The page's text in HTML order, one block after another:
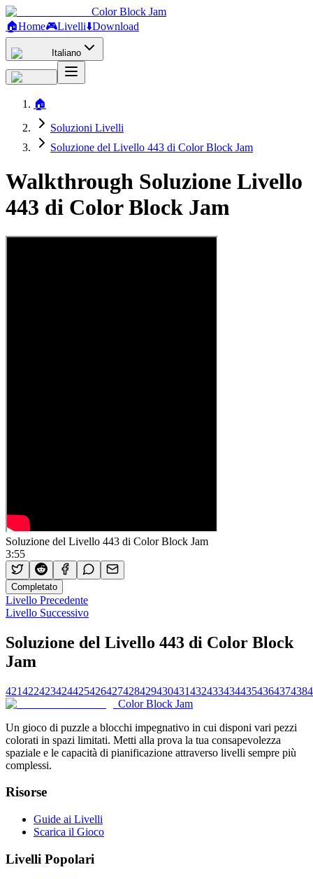
Color Block Jam
🏠Home🎮Livelli⬇️Download
Italiano
🏠
Soluzioni Livelli
Soluzione del Livello 443 di Color Block Jam
Walkthrough Soluzione Livello
443 di Color Block Jam
Soluzione del Livello 443 di Color Block Jam
3:55
Completato
Livello Precedente
Livello Successivo
Soluzione del Livello 443 di Color Block
Jam
421422423424425426427428429430431432433434435436437438
Color Block Jam
Un gioco di puzzle a blocchi impegnativo in cui disponi vari pezzi
colorati in spazi limitati. Metti alla prova la tua consapevolezza
spaziale e le capacità di pianificazione attraverso livelli sempre più
complessi.
Risorse
Guide ai Livelli
Scarica il Gioco
Livelli Popolari